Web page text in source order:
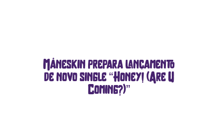
Måneskin prepara lançamento
de novo single “Honey! (Are U
Coming?)”